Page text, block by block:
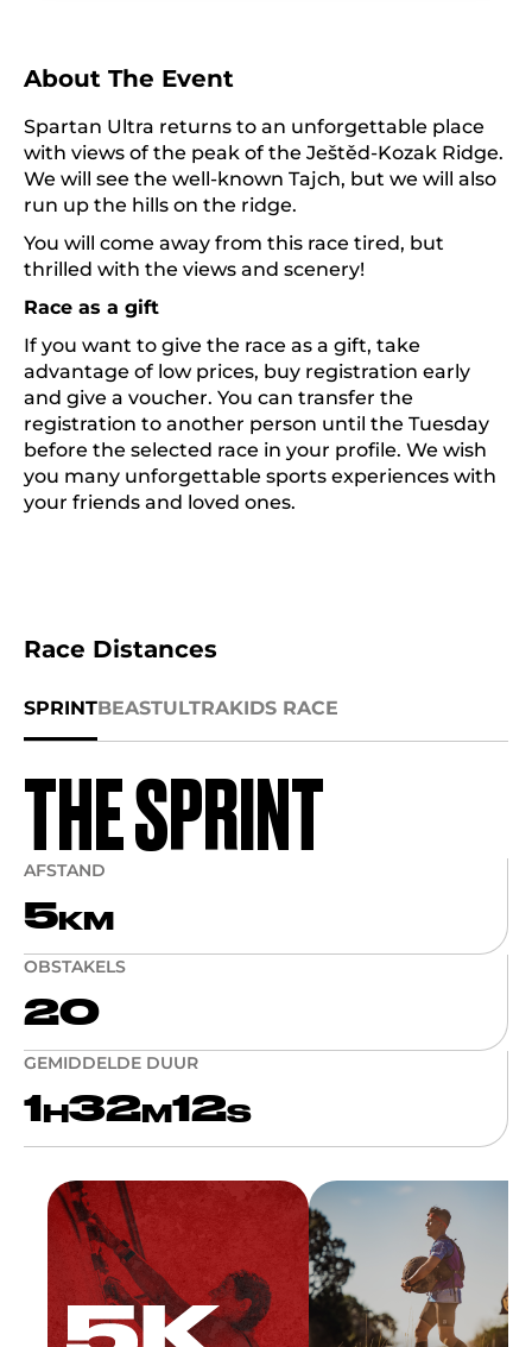
About The Event
Spartan Ultra returns to an unforgettable place
with views of the peak of the Ještěd-Kozak Ridge.
We will see the well-known Tajch, but we will also
run up the hills on the ridge.
You will come away from this race tired, but
thrilled with the views and scenery!
Race as a gift
If you want to give the race as a gift, take
advantage of low prices, buy registration early
and give a voucher. You can transfer the
registration to another person until the Tuesday
before the selected race in your profile. We wish
you many unforgettable sports experiences with
your friends and loved ones.
Race Distances
SPRINTBEASTULTRAKIDS RACE
THE SPRINT
AFSTAND
5 KM
OBSTAKELS
20
GEMIDDELDE DUUR
1 H 32 M 12S